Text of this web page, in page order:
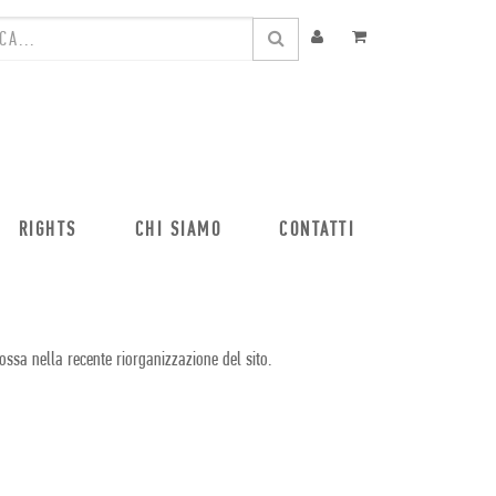
RIGHTS CHI SIAMO CONTATTI
nella recente riorganizzazione del sito.